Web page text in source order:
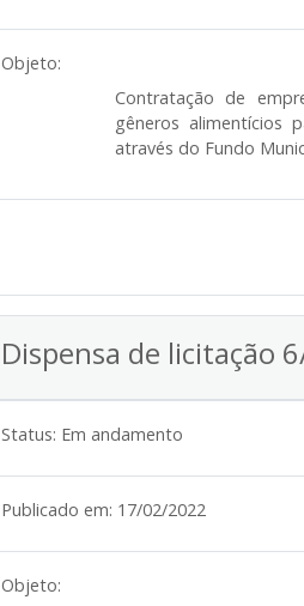
Objeto:
Contratação de
gêneros alimentícios
através do Fundo
Dispensa de licitação
Status: Em andamento
Publicado em: 17/02/2022
Objeto: